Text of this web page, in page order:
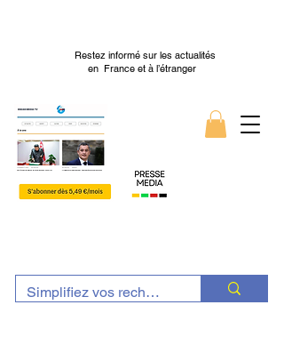
Restez informé sur les actualités
en France et à l’étranger